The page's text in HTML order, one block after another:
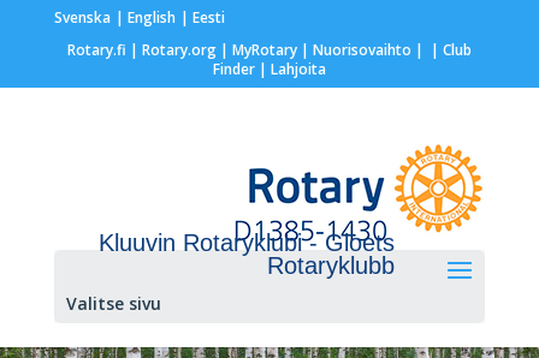
Svenska English
Eesti
Rotary.fi | Rotary.org| MyRotary | Nuorisovaihto | | Club
Finder| Lahjoita
Kluuvin Rotaryklubi - Gloets
Rotaryklubb
Valitse sivu